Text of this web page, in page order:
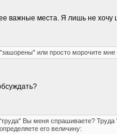
важные места. Я лишь не хочу
или просто морочите мне
Вы меня спрашиваете? Труда
его величину: